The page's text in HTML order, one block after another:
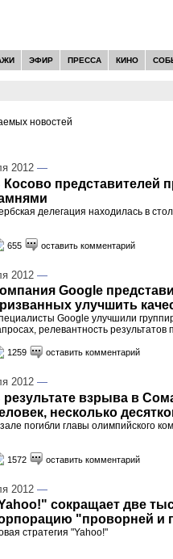
ЭФИР ПРЕССА КИНО
новостей
2012 —
Косово представителей
делегация находилась в
655 оставить комментарий
2012 —
Google
улучшить
Google улучшили
релевантность результатов
1259 оставить комментарий
2012 —
результате взрыва в
несколько
погибли главы олимпийского
1572 оставить комментарий
2012 —
сокращает две
"проворней
стратегия "Yahoo!"